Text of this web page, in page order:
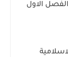
الاول